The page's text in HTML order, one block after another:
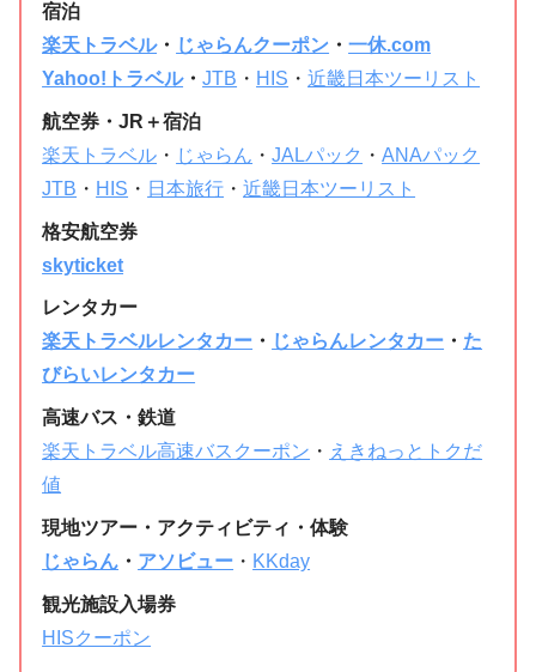
宿泊
楽天トラベル・ じゃらんクーポン ・一休.com
Yahoo!トラベル・JTB ・ HIS ・近畿日本ツーリスト
航空券・JR＋宿泊
楽天トラベル ・ じゃらん ・JALパック ・ANAパック
JTB ・ HIS ・ 日本旅行 ・近畿日本ツーリスト
格安航空券
skyticket
レンタカー
楽天トラベルレンタカー ・ じゃらんレンタカー ・ た
びらいレンタカー
高速バス・鉄道
楽天トラベル高速バスクーポン ・ えきねっとトクだ
値
現地ツアー・アクティビティ・体験
じゃらん ・ アソビュー ・ KKday
観光施設入場券
HISクーポン